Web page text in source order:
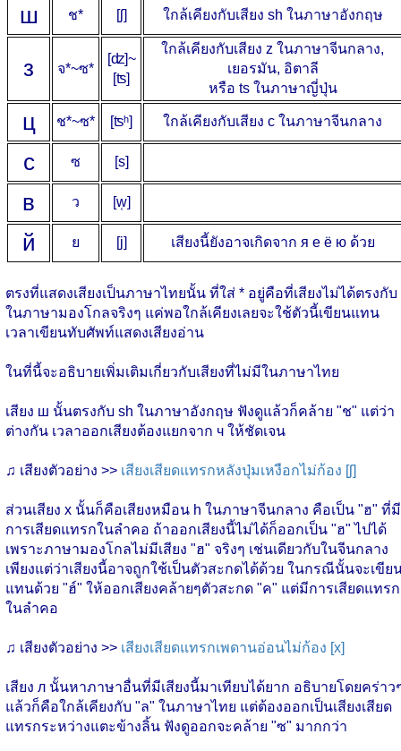
ш ช* [ʃ] ใกล้เคียงกับเสียง sh ในภาษาอังกฤษ
з จ*~ซ*
[ʣ]~
[ʦ]
ใกล้เคียงกับเสียง z ในภาษาจีนกลาง,
เยอรมัน, อิตาลี
หรือ ts ในภาษาญี่ปุ่น
ц ช*~ซ* [ʦʰ] ใกล้เคียงกับเสียง c ในภาษาจีนกลาง
с ซ [s]
в ว [w̜]
й ย [j] เสียงนี้ยังอาจเกิดจาก я е ё ю ด้วย
ตรงที่แสดงเสียงเป็นภาษาไทยนั้น ที่ใส่ * อยู่คือที่เสียงไม่ได้ตรงกับ
ในภาษามองโกลจริงๆ แค่พอใกล้เคียงเลยจะใช้ตัวนี้เขียนแทน
เวลาเขียนทับศัพท์แสดงเสียงอ่าน
ในที่นี้จะอธิบายเพิ่มเติมเกี่ยวกับเสียงที่ไม่มีในภาษาไทย
เสียง ш นั้นตรงกับ sh ในภาษาอังกฤษ ฟังดูแล้วก็คล้าย "ช" แต่ว่า
ต่างกัน เวลาออกเสียงต้องแยกจาก ч ให้ชัดเจน
♫ เสียงตัวอย่าง >> เสียงเสียดแทรกหลังปุ่มเหงือกไม่ก้อง [ʃ]
ส่วนเสียง х นั้นก็คือเสียงหมือน h ในภาษาจีนกลาง คือเป็น "ฮ" ที่มี
การเสียดแทรกในลำคอ ถ้าออกเสียงนี้ไม่ได้ก็ออกเป็น "ฮ" ไปได้
เพราะภาษามองโกลไม่มีเสียง "ฮ" จริงๆ เช่นเดียวกับในจีนกลาง
เพียงแต่ว่าเสียงนี้อาจถูกใช้เป็นตัวสะกดได้ด้วย ในกรณีนั้นจะเขีย
แทนด้วย "ฮ์" ให้ออกเสียงคล้ายๆตัวสะกด "ค" แต่มีการเสียดแทรก
ในลำคอ
♫ เสียงตัวอย่าง >> เสียงเสียดแทรกเพดานอ่อนไม่ก้อง [x]
เสียง л นั้นหาภาษาอื่นที่มีเสียงนี้มาเทียบได้ยาก อธิบายโดยคร่าว
แล้วก็คือใกล้เคียงกับ "ล" ในภาษาไทย แต่ต้องออกเป็นเสียงเสียด
แทรกระหว่างแตะข้างลิ้น ฟังดูออกจะคล้าย "ซ" มากกว่า